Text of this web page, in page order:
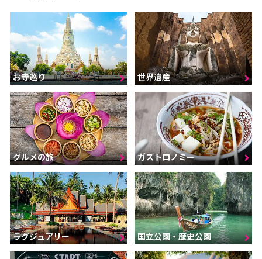
お寺巡り 世界遺産
グルメの旅 ガストロノミー
ラグジュアリー 国立公園・歴史公園